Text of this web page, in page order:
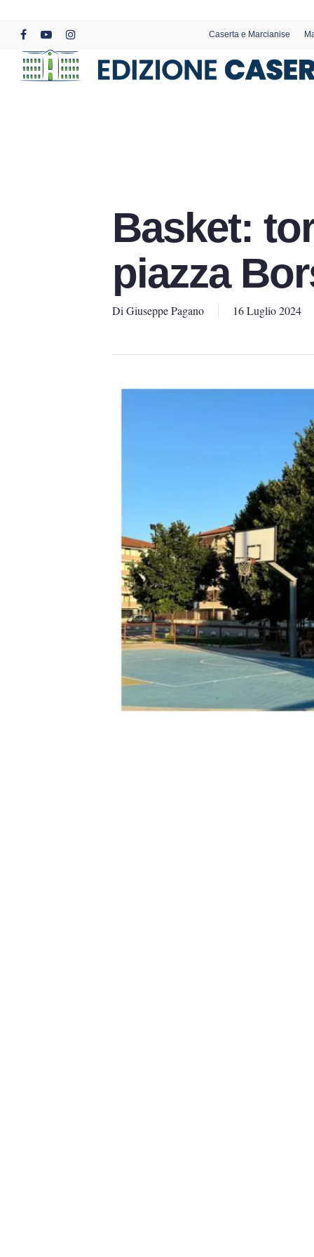
content
facebookyoutubeinstagram
Caserta e Marcianise
Basket:
piazza
Di Giuseppe Pagano 16 Luglio 2024